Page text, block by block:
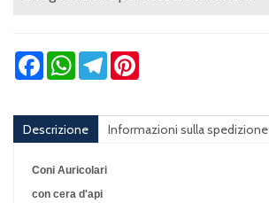
FacebookWhatsApp
Telegram
Descrizione Informazioni sulla spedizione
Coni Auricolari
con cera d'api